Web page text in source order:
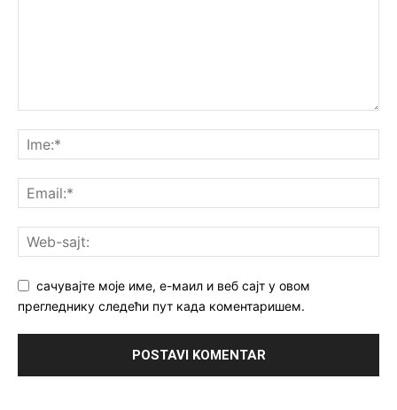
сачувајте моје име, е-маил и веб сајт у овом
прегледнику следећи пут када коментаришем.